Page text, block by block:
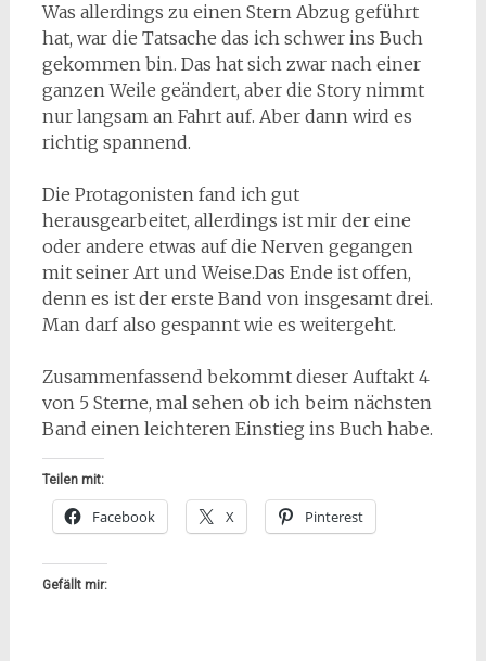
Was allerdings zu einen Stern Abzug geführt
hat, war die Tatsache das ich schwer ins Buch
gekommen bin. Das hat sich zwar nach einer
ganzen Weile geändert, aber die Story nimmt
nur langsam an Fahrt auf. Aber dann wird es
richtig spannend.
Die Protagonisten fand ich gut
herausgearbeitet, allerdings ist mir der eine
oder andere etwas auf die Nerven gegangen
mit seiner Art und Weise.Das Ende ist offen,
denn es ist der erste Band von insgesamt drei.
Man darf also gespannt wie es weitergeht.
Zusammenfassend bekommt dieser Auftakt 4
von 5 Sterne, mal sehen ob ich beim nächsten
Band einen leichteren Einstieg ins Buch habe.
Teilen mit:
Facebook X Pinterest
Gefällt mir: